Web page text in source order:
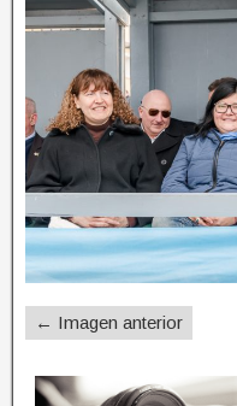
← Imagen anterior